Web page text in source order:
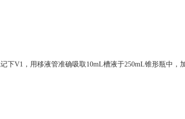
下V1，用移液管准确吸取10mL槽液于250mL锥形瓶中，